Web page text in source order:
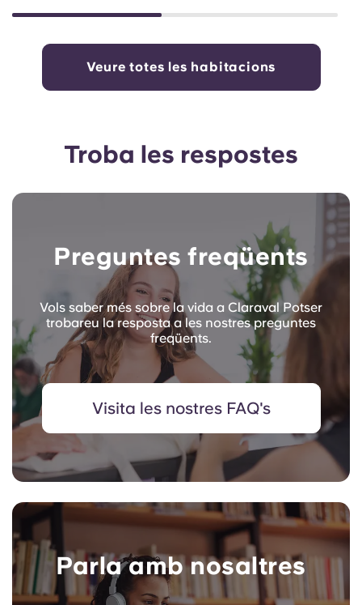
Veure totes les habitacions
Troba les respostes
Preguntes freqüents
Vols saber més sobre la vida a Claraval Potser
trobareu la resposta a les nostres preguntes
freqüents.
Visita les nostres FAQ's
Parla amb nosaltres